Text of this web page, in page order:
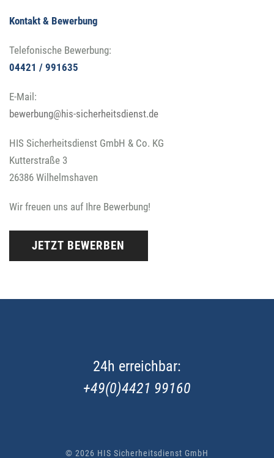
Kontakt & Bewerbung
Telefonische Bewerbung:
04421 / 991635
E-Mail:
bewerbung@his-sicherheitsdienst.de
HIS Sicherheitsdienst GmbH & Co. KG
Kutterstraße 3
26386 Wilhelmshaven
Wir freuen uns auf Ihre Bewerbung!
24h erreichbar:
+49(0)4421 99160
© 2026 HIS Sicherheitsdienst GmbH